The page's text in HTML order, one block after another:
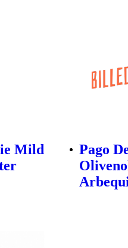
Mild
Pago